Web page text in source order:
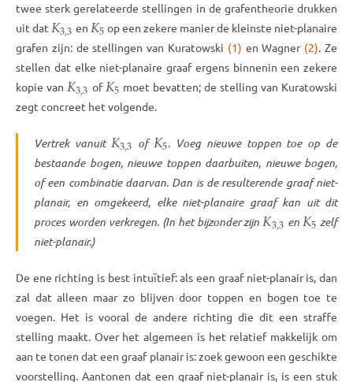
twee sterk gerelateerde stellingen in de grafentheorie drukken
uit dat 𝐾3,3 en𝐾5 op een zekere manier de kleinste niet-planaire
grafen zijn: de stellingen van Kuratowski (1) en Wagner (2). Ze
stellen dat elke niet-planaire graaf ergens binnenin een zekere
kopie van 𝐾3,3 of𝐾5 moet bevatten; de stelling van Kuratowski
zegt concreet het volgende.
Vertrek vanuit 𝐾3,3 of 𝐾5. Voeg nieuwe toppen toe op de
bestaande bogen, nieuwe toppen daarbuiten, nieuwe bogen,
of een combinatie daarvan. Dan is de resulterende graaf niet-
planair, en omgekeerd, elke niet-planaire graaf kan uit dit
proces worden verkregen. (In het bijzonder zijn𝐾3,3 en 𝐾5 zelf
niet-planair.)
De ene richting is best intuïtief: als een graaf niet-planair is, dan
zal dat alleen maar zo blijven door toppen en bogen toe te
voegen. Het is vooral de andere richting die dit een straffe
stelling maakt. Over het algemeen is het relatief makkelijk om
aan te tonen dat een graaf planair is: zoek gewoon een geschikte
voorstelling. Aantonen dat een graaf niet-planair is, is een stuk